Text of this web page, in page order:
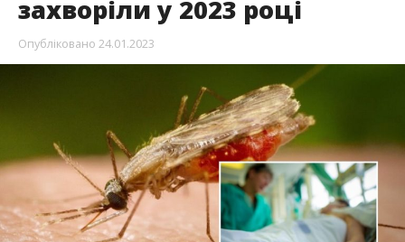
захворіли у 2023 році
Опубліковано 24.01.2023